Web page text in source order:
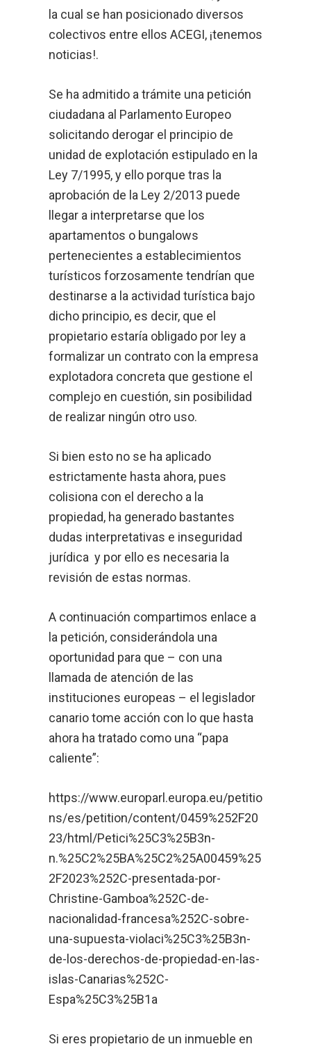
la cual se han posicionado diversos
colectivos entre ellos ACEGI, ¡tenemos
noticias!.
Se ha admitido a trámite una petición
ciudadana al Parlamento Europeo
solicitando derogar el principio de
unidad de explotación estipulado en la
Ley 7/1995, y ello porque tras la
aprobación de la Ley 2/2013 puede
llegar a interpretarse que los
apartamentos o bungalows
pertenecientes a establecimientos
turísticos forzosamente tendrían que
destinarse a la actividad turística bajo
dicho principio, es decir, que el
propietario estaría obligado por ley a
formalizar un contrato con la empresa
explotadora concreta que gestione el
complejo en cuestión, sin posibilidad
de realizar ningún otro uso.
Si bien esto no se ha aplicado
estrictamente hasta ahora, pues
colisiona con el derecho a la
propiedad, ha generado bastantes
dudas interpretativas e inseguridad
jurídica y por ello es necesaria la
revisión de estas normas.
A continuación compartimos enlace a
la petición, considerándola una
oportunidad para que – con una
llamada de atención de las
instituciones europeas – el legislador
canario tome acción con lo que hasta
ahora ha tratado como una “papa
caliente”:
https://www.europarl.europa.eu/petitio
ns/es/petition/content/0459%252F20
23/html/Petici%25C3%25B3n-
n.%25C2%25BA%25C2%25A00459%25
2F2023%252C-presentada-por-
Christine-Gamboa%252C-de-
nacionalidad-francesa%252C-sobre-
una-supuesta-violaci%25C3%25B3n-
de-los-derechos-de-propiedad-en-las-
islas-Canarias%252C-
Espa%25C3%25B1a
Si eres propietario de un inmueble en